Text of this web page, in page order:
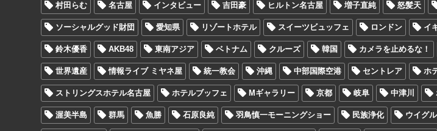
村田らむ 名古屋 インタビュー 吉田豪 ヒルトン名古屋 増子直純 怒髪天
ソーシャルグッド財団 愛知県 リゾートホテル スイーツビュッフェ ロンドン イ
鈴木優香 AKB48 東南アジア ベトナム クルーズ 韓国 カメラを止めるな！
世界遺産 情報ライブ ミヤネ屋 統一教会 沖縄 中部国際空港 セントレア ホ
ストリングスホテル名古屋 ホテルブッフェ Mギャラリー 京都 岐阜 中津川
渥美半島 群馬 魚勝 石原良純 羽鳥慎一モーニングショー 民族浄化 ウイグル